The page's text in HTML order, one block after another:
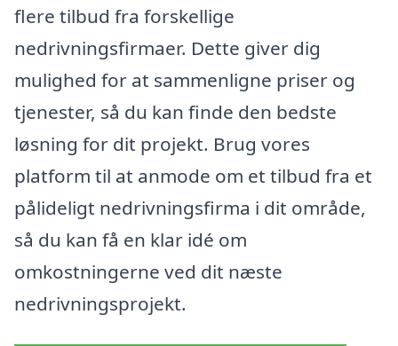
flere tilbud fra forskellige
nedrivningsfirmaer. Dette giver dig
mulighed for at sammenligne priser og
tjenester, så du kan finde den bedste
løsning for dit projekt. Brug vores
platform til at anmode om et tilbud fra et
pålideligt nedrivningsfirma i dit område,
så du kan få en klar idé om
omkostningerne ved dit næste
nedrivningsprojekt.